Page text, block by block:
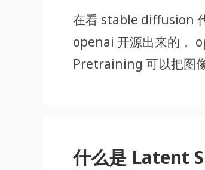
在看 stable diffusion
openai 开源出来的，
Pretraining 可以把图
什么是 Latent